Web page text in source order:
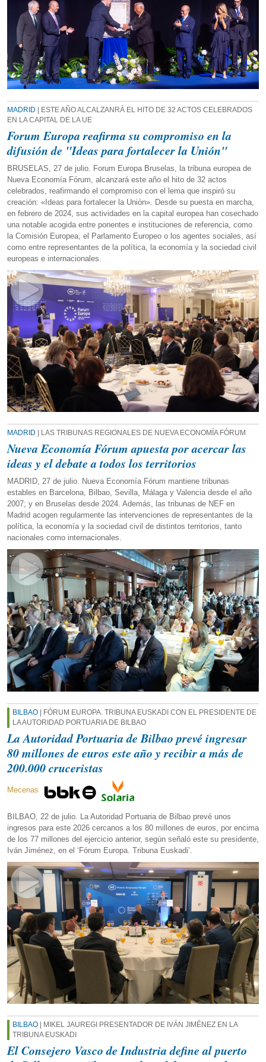
MADRID | ESTE AÑO ALCALZANRÁ EL HITO DE 32 ACTOS CELEBRADOS
EN LA CAPITAL DE LA UE
Forum Europa reafirma su compromiso en la
difusión de "Ideas para fortalecer la Unión"
BRUSELAS, 27 de julio. Forum Europa Bruselas, la tribuna europea de
Nueva Economía Fórum, alcanzará este año el hito de 32 actos
celebrados, reafirmando el compromiso con el lema que inspiró su
creación: «Ideas para fortalecer la Unión». Desde su puesta en marcha,
en febrero de 2024, sus actividades en la capital europea han cosechado
una notable acogida entre ponentes e instituciones de referencia, como
la Comisión Europea, el Parlamento Europeo o los agentes sociales, así
como entre representantes de la política, la economía y la sociedad civil
europeas e internacionales.
MADRID | LAS TRIBUNAS REGIONALES DE NUEVA ECONOMÍA FÓRUM
Nueva Economía Fórum apuesta por acercar las
ideas y el debate a todos los territorios
MADRID, 27 de julio. Nueva Economía Fórum mantiene tribunas
estables en Barcelona, Bilbao, Sevilla, Málaga y Valencia desde el año
2007; y en Bruselas desde 2024. Además, las tribunas de NEF en
Madrid acogen regularmente las intervenciones de representantes de la
política, la economía y la sociedad civil de distintos territorios, tanto
nacionales como internacionales.
BILBAO | FÓRUM EUROPA. TRIBUNA EUSKADI CON EL PRESIDENTE DE
LA AUTORIDAD PORTUARIA DE BILBAO
La Autoridad Portuaria de Bilbao prevé ingresar
80 millones de euros este año y recibir a más de
200.000 cruceristas
Mecenas
BILBAO, 22 de julio. La Autoridad Portuaria de Bilbao prevé unos
ingresos para este 2026 cercanos a los 80 millones de euros, por encima
de los 77 millones del ejercicio anterior, según señaló este su presidente,
Iván Jiménez, en el ‘Fórum Europa. Tribuna Euskadi’.
BILBAO | MIKEL JAUREGI PRESENTADOR DE IVÁN JIMÉNEZ EN LA
TRIBUNA EUSKADI
El Consejero Vasco de Industria define al puerto